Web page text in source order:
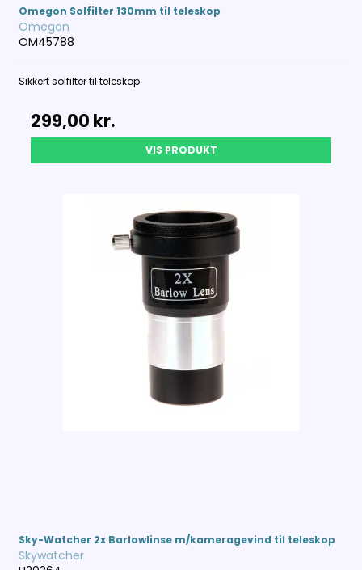
Omegon Solfilter 130mm til teleskop
Omegon
OM45788
Sikkert solfilter til teleskop
299,00 kr.
VIS PRODUKT
Sky-Watcher 2x Barlowlinse m/kameragevind til teleskop
Skywatcher